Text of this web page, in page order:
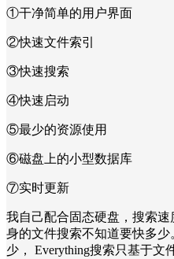
①干净简单的用户界面
②快速文件索引
③快速搜索
④快速启动
⑤最少的资源使用
⑥磁盘上的小型数据库
⑦实时更新
我自己配合固态硬盘，搜索速
身的文件搜索不知道要快多
少， Everything搜索只基于